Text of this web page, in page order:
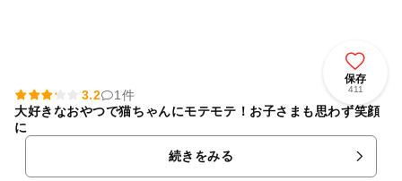
保存
411
3.2
1件
大好きなおやつで猫ちゃんにモテモテ！お子さまも思わず笑顔
に
続きをみる